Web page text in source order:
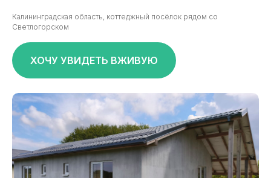
Калининградская область, коттеджный посёлок рядом со
Светлогорском
ХОЧУ УВИДЕТЬ ВЖИВУЮ